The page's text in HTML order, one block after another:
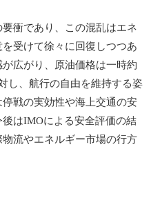
衝であり、この混乱はエネ
受けて徐々に回復しつつあ
広がり、原油価格は一時約
し、航行の自由を維持する姿
戦の実効性や海上交通の安
はIMOによる安全評価の結
流やエネルギー市場の行方